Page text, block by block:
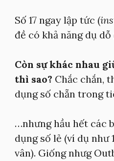
Số 17 ngay lập tức (
đề có khả năng dụ dỗ
Còn sự khác nhau
thì sao? Chắc chắn,
dụng số chẵn trong
…nhưng hầu hết các
dụng số lẻ (ví dụ như
vân). Giống nhưg